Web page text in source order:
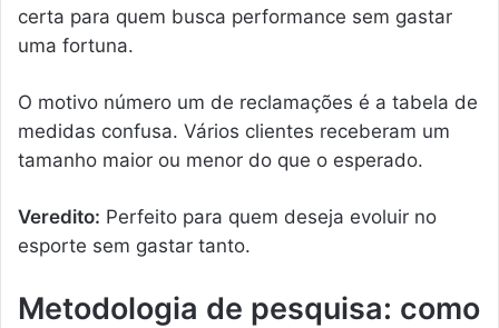
certa para quem busca performance sem gastar
uma fortuna.
O motivo número um de reclamações é a tabela de
medidas confusa. Vários clientes receberam um
tamanho maior ou menor do que o esperado.
Veredito: Perfeito para quem deseja evoluir no
esporte sem gastar tanto.
Metodologia de pesquisa: como